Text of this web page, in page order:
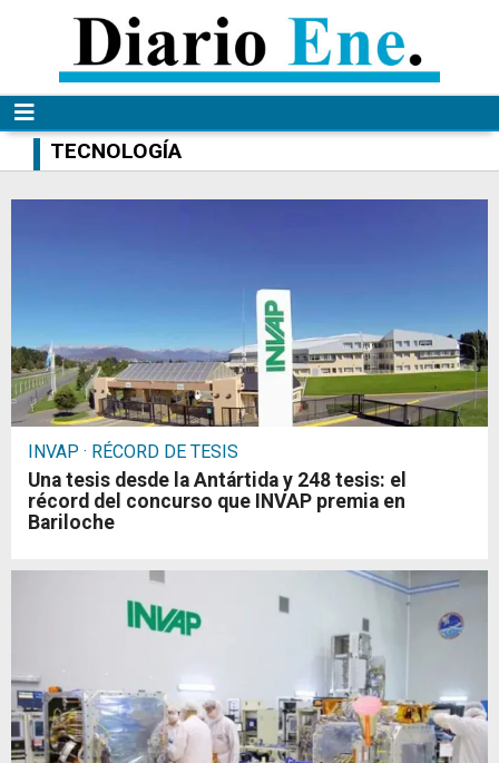
TECNOLOGÍA
INVAP · RÉCORD DE TESIS
Una tesis desde la Antártida y 248 tesis: el
récord del concurso que INVAP premia en
Bariloche